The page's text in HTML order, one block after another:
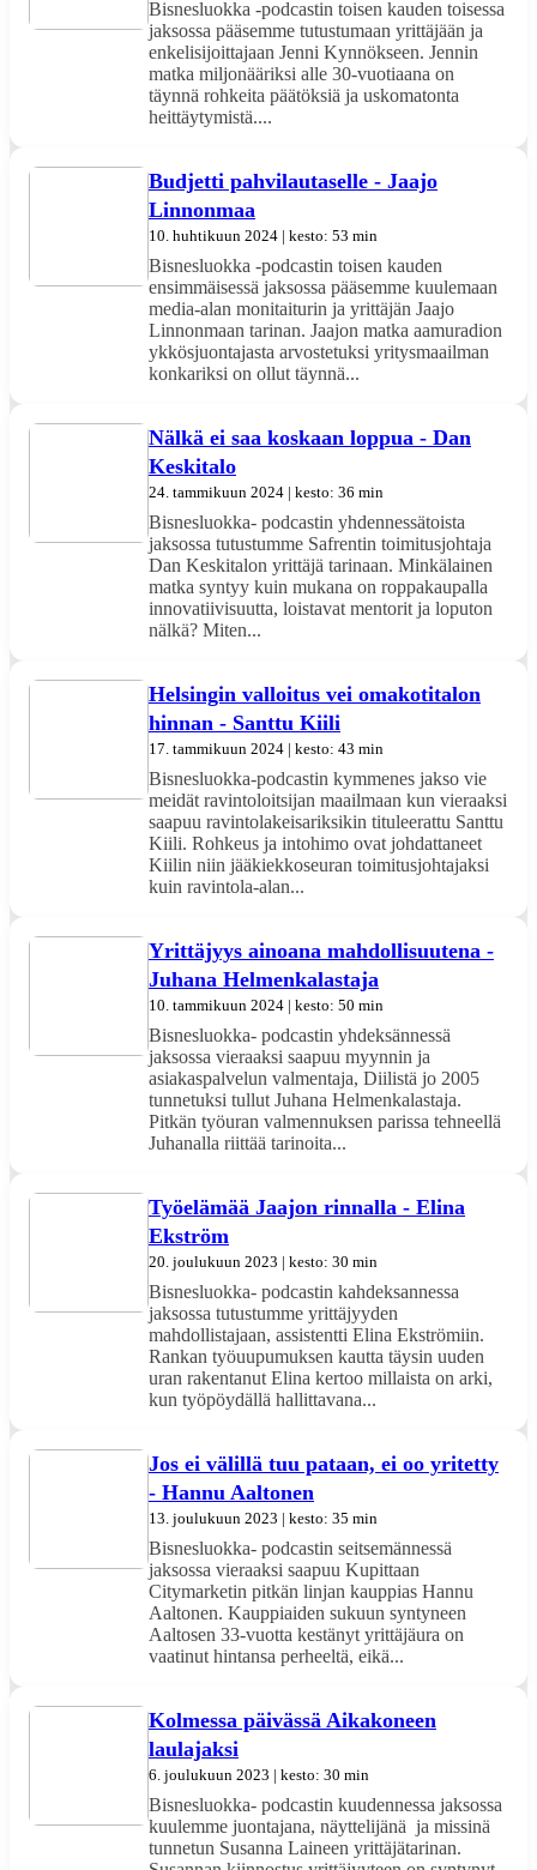
Bisnesluokka -podcastin toisen kauden toisessa
jaksossa pääsemme tutustumaan yrittäjään ja
enkelisijoittajaan Jenni Kynnökseen. Jennin
matka miljonääriksi alle 30-vuotiaana on
täynnä rohkeita päätöksiä ja uskomatonta
heittäytymistä....
Budjetti pahvilautaselle - Jaajo
Linnonmaa
10. huhtikuun 2024 | kesto: 53 min
Bisnesluokka -podcastin toisen kauden
ensimmäisessä jaksossa pääsemme kuulemaan
media-alan monitaiturin ja yrittäjän Jaajo
Linnonmaan tarinan. Jaajon matka aamuradion
ykkösjuontajasta arvostetuksi yritysmaailman
konkariksi on ollut täynnä...
Nälkä ei saa koskaan loppua - Dan
Keskitalo
24. tammikuun 2024 | kesto: 36 min
Bisnesluokka- podcastin yhdennessätoista
jaksossa tutustumme Safrentin toimitusjohtaja
Dan Keskitalon yrittäjä tarinaan. Minkälainen
matka syntyy kuin mukana on roppakaupalla
innovatiivisuutta, loistavat mentorit ja loputon
nälkä? Miten...
Helsingin valloitus vei omakotitalon
hinnan - Santtu Kiili
17. tammikuun 2024 | kesto: 43 min
Bisnesluokka-podcastin kymmenes jakso vie
meidät ravintoloitsijan maailmaan kun vieraaksi
saapuu ravintolakeisariksikin tituleerattu Santtu
Kiili. Rohkeus ja intohimo ovat johdattaneet
Kiilin niin jääkiekkoseuran toimitusjohtajaksi
kuin ravintola-alan...
Yrittäjyys ainoana mahdollisuutena -
Juhana Helmenkalastaja
10. tammikuun 2024 | kesto: 50 min
Bisnesluokka- podcastin yhdeksännessä
jaksossa vieraaksi saapuu myynnin ja
asiakaspalvelun valmentaja, Diilistä jo 2005
tunnetuksi tullut Juhana Helmenkalastaja.
Pitkän työuran valmennuksen parissa tehneellä
Juhanalla riittää tarinoita...
Työelämää Jaajon rinnalla - Elina
Ekström
20. joulukuun 2023 | kesto: 30 min
Bisnesluokka- podcastin kahdeksannessa
jaksossa tutustumme yrittäjyyden
mahdollistajaan, assistentti Elina Ekströmiin.
Rankan työuupumuksen kautta täysin uuden
uran rakentanut Elina kertoo millaista on arki,
kun työpöydällä hallittavana...
Jos ei välillä tuu pataan, ei oo yritetty
- Hannu Aaltonen
13. joulukuun 2023 | kesto: 35 min
Bisnesluokka- podcastin seitsemännessä
jaksossa vieraaksi saapuu Kupittaan
Citymarketin pitkän linjan kauppias Hannu
Aaltonen. Kauppiaiden sukuun syntyneen
Aaltosen 33-vuotta kestänyt yrittäjäura on
vaatinut hintansa perheeltä, eikä...
Kolmessa päivässä Aikakoneen
laulajaksi
6. joulukuun 2023 | kesto: 30 min
Bisnesluokka- podcastin kuudennessa jaksossa
kuulemme juontajana, näyttelijänä ja missinä
tunnetun Susanna Laineen yrittäjätarinan.